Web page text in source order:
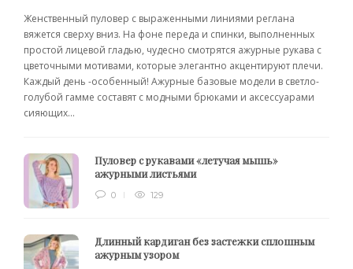
Женственный пуловер с выраженными линиями реглана
вяжется сверху вниз. На фоне переда и спинки, выполненных
простой лицевой гладью, чудесно смотрятся ажурные рукава с
цветочными мотивами, которые элегантно акцентируют плечи.
Каждый день -особенный! Ажурные базовые модели в светло-
голубой гамме составят с модными брюками и аксессуарами
сияющих...
Пуловер с рукавами «летучая мышь»
ажурными листьями
0 129
Длинный кардиган без застежки сплошным
ажурным узором